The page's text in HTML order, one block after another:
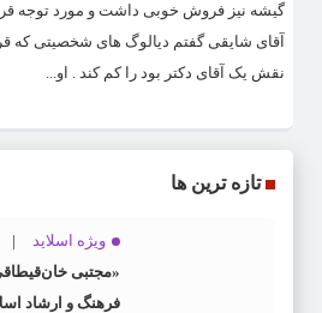
گیشه نیز فروش خوبی داشت و مورد توجه
آقای شایقی گفتم دیالوگ های شخصیتی که
نقش یک آقای دکتر بود را کم کند . او...
تازه ترین ها
ویژه اسلاید
«مجتبی
فرهنگ و ارشاد